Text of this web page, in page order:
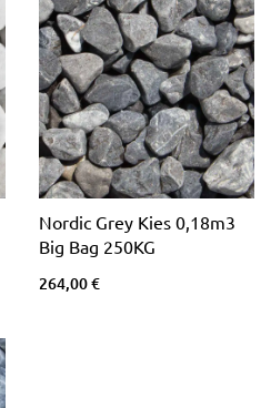
Nordic Grey Kies 0,18m3
Big Bag 250KG
264,00 €